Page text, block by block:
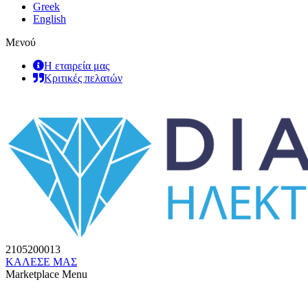
Greek
English
Μενού
Η εταιρεία μας
Κριτικές πελατών
2105200013
ΚΑΛΕΣΕ ΜΑΣ
Marketplace Menu